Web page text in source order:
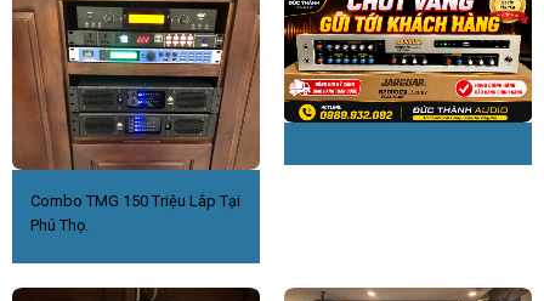
Combo TMG 150 Triệu Lắp Tại
Phú Thọ.